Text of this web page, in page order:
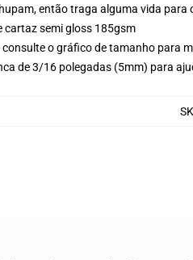
então traga alguma vida
cartaz semi gloss 185gsm
o gráfico de tamanho para
de 3/16 polegadas (5mm) para